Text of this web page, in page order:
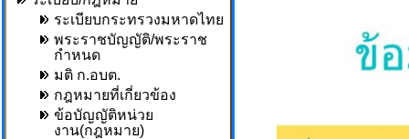
ระเบียบกระทรวงมหาดไทย
พระราชบัญญัติ/พระราช
กำหนด
มติ ก.อบต.
กฎหมายที่เกี่ยวข้อง
ข้อบัญญัติหน่วย
งาน(กฎหมาย)